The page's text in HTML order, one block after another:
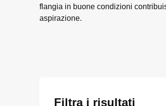
flangia in buone condizioni
aspirazione.
Filtra i risultati